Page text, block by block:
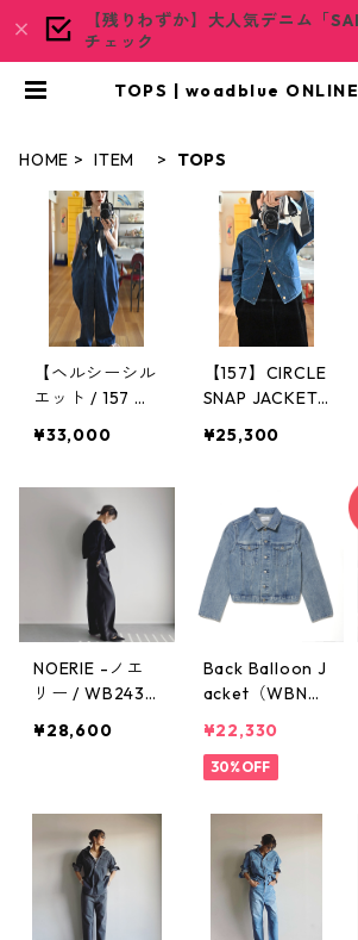
【残りわずか】大人気デニム「
チェック
TOPS | woadblue ONLINE
HOME ITEM TOPS
【ヘルシーシル
エット / 157 】
7F514 -DARK B
¥33,000
【157】CIRCLE
SNAP JACKET
プ ジャケット /
¥25,300
NOERIE -ノエ
リー / WB2430
¥28,600
Back Balloon J
acket（WBN33
E）バックバル
ーンジャケト
¥22,330
30%OFF